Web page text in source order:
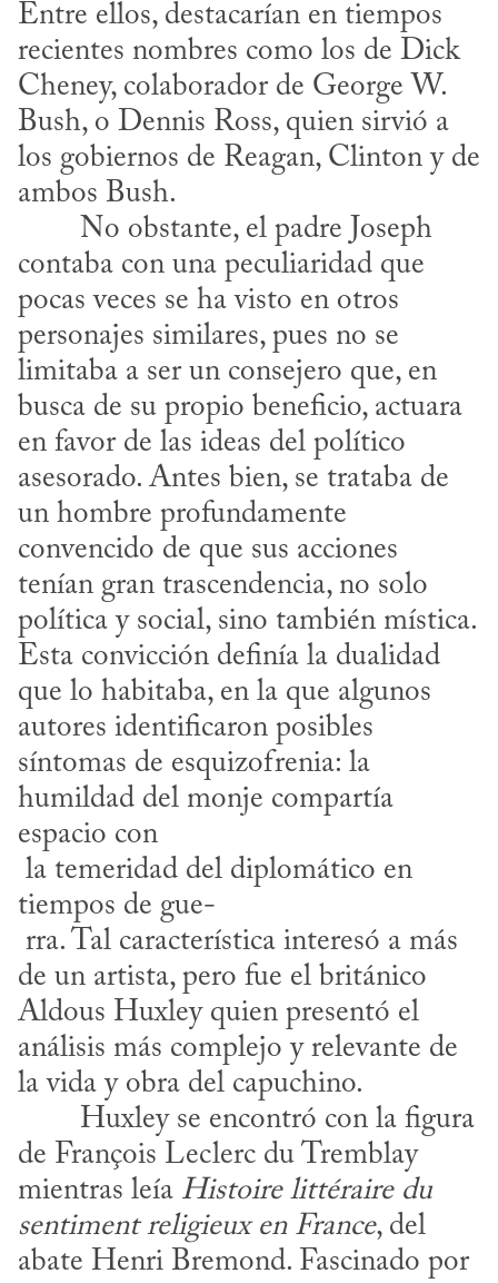
Entre ellos, destacarían en tiempos
recientes nombres como los de Dick
Cheney, colaborador de George W.
Bush, o Dennis Ross, quien sirvió a
los gobiernos de Reagan, Clinton y de
ambos Bush.
contaba con una peculiaridad que
pocas veces se ha visto en otros
personajes similares, pues no se
limitaba a ser un consejero que, en
busca de su propio beneficio, actuara
en favor de las ideas del político
asesorado. Antes bien, se trataba de
un hombre profundamente
convencido de que sus acciones
tenían gran trascendencia, no solo
política y social, sino también mística.
Esta convicción definía la dualidad
que lo habitaba, en la que algunos
autores identificaron posibles
síntomas de esquizofrenia: la
humildad del monje compartía
espacio con
tiempos de gue-
de un artista, pero fue el británico
Aldous Huxley quien presentó el
análisis más complejo y relevante de
la vida y obra del capuchino.
de François Leclerc du Tremblay
mientras leía Histoire littéraire du
sentiment religieux en France, del
abate Henri Bremond. Fascinado por